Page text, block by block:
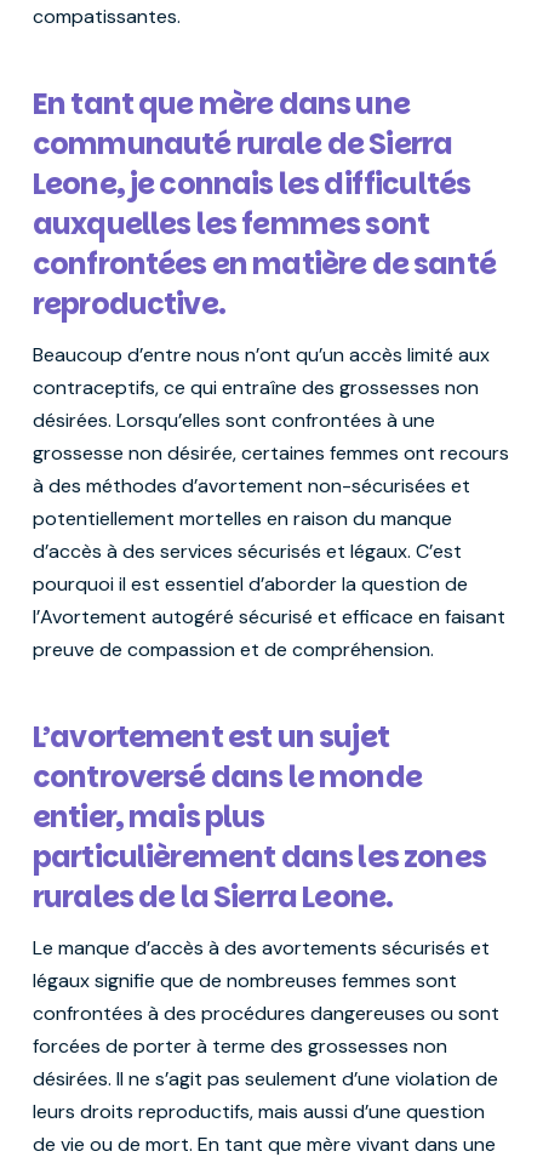
compatissantes.
En tant que mère dans une
communauté rurale de Sierra
Leone, je connais les difficultés
auxquelles les femmes sont
confrontées en matière de santé
reproductive.
Beaucoup d’entre nous n’ont qu’un accès limité aux
contraceptifs, ce qui entraîne des grossesses non
désirées. Lorsqu’elles sont confrontées à une
grossesse non désirée, certaines femmes ont recours
à des méthodes d’avortement non-sécurisées et
potentiellement mortelles en raison du manque
d’accès à des services sécurisés et légaux. C’est
pourquoi il est essentiel d’aborder la question de
l’Avortement autogéré sécurisé et efficace en faisant
preuve de compassion et de compréhension.
L’avortement est un sujet
controversé dans le monde
entier, mais plus
particulièrement dans les zones
rurales de la Sierra Leone.
Le manque d’accès à des avortements sécurisés et
légaux signifie que de nombreuses femmes sont
confrontées à des procédures dangereuses ou sont
forcées de porter à terme des grossesses non
désirées. Il ne s’agit pas seulement d’une violation de
leurs droits reproductifs, mais aussi d’une question
de vie ou de mort. En tant que mère vivant dans une